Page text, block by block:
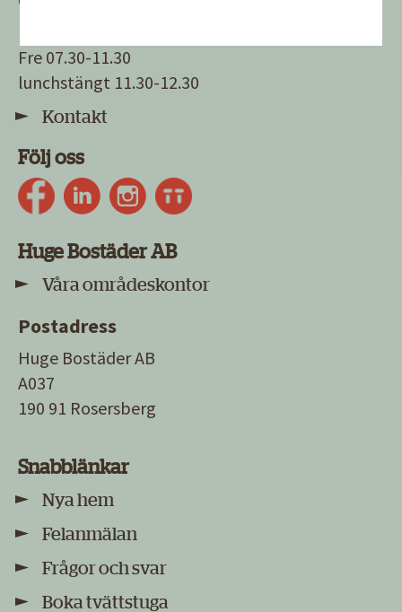
Fre 07.30-11.30
lunchstängt 11.30-12.30
Kontakt
Följ oss
Huge Bostäder AB
Våra områdeskontor
Postadress
Huge Bostäder AB
A037
190 91 Rosersberg
Snabblänkar
Nya hem
Felanmälan
Frågor och svar
Boka tvättstuga